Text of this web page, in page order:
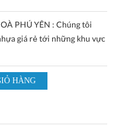
PHÚ YÊN : Chúng tôi
giá rẻ tới những khu vực